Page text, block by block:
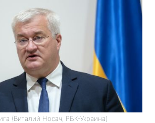
(Виталий Носач, РБК-Украина)